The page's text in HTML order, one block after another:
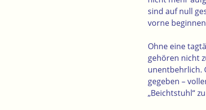
sind auf null
vorne
Ohne eine
gehören nicht
unentbehrlich.
gegeben –
„Beichtstuhl“